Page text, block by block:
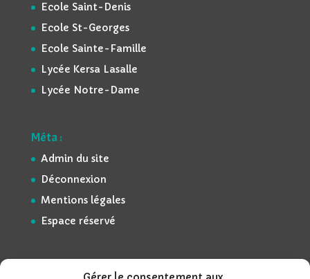
Ecole Saint-Denis
Ecole St-Georges
Ecole Sainte-Famille
Lycée Kersa Lasalle
Lycée Notre-Dame
Méta :
Admin du site
Déconnexion
Mentions légales
Espace réservé